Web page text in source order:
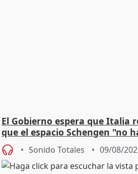
El Gobierno espera que Italia
que el espacio Schengen "no
Sonido Totales 09/08/